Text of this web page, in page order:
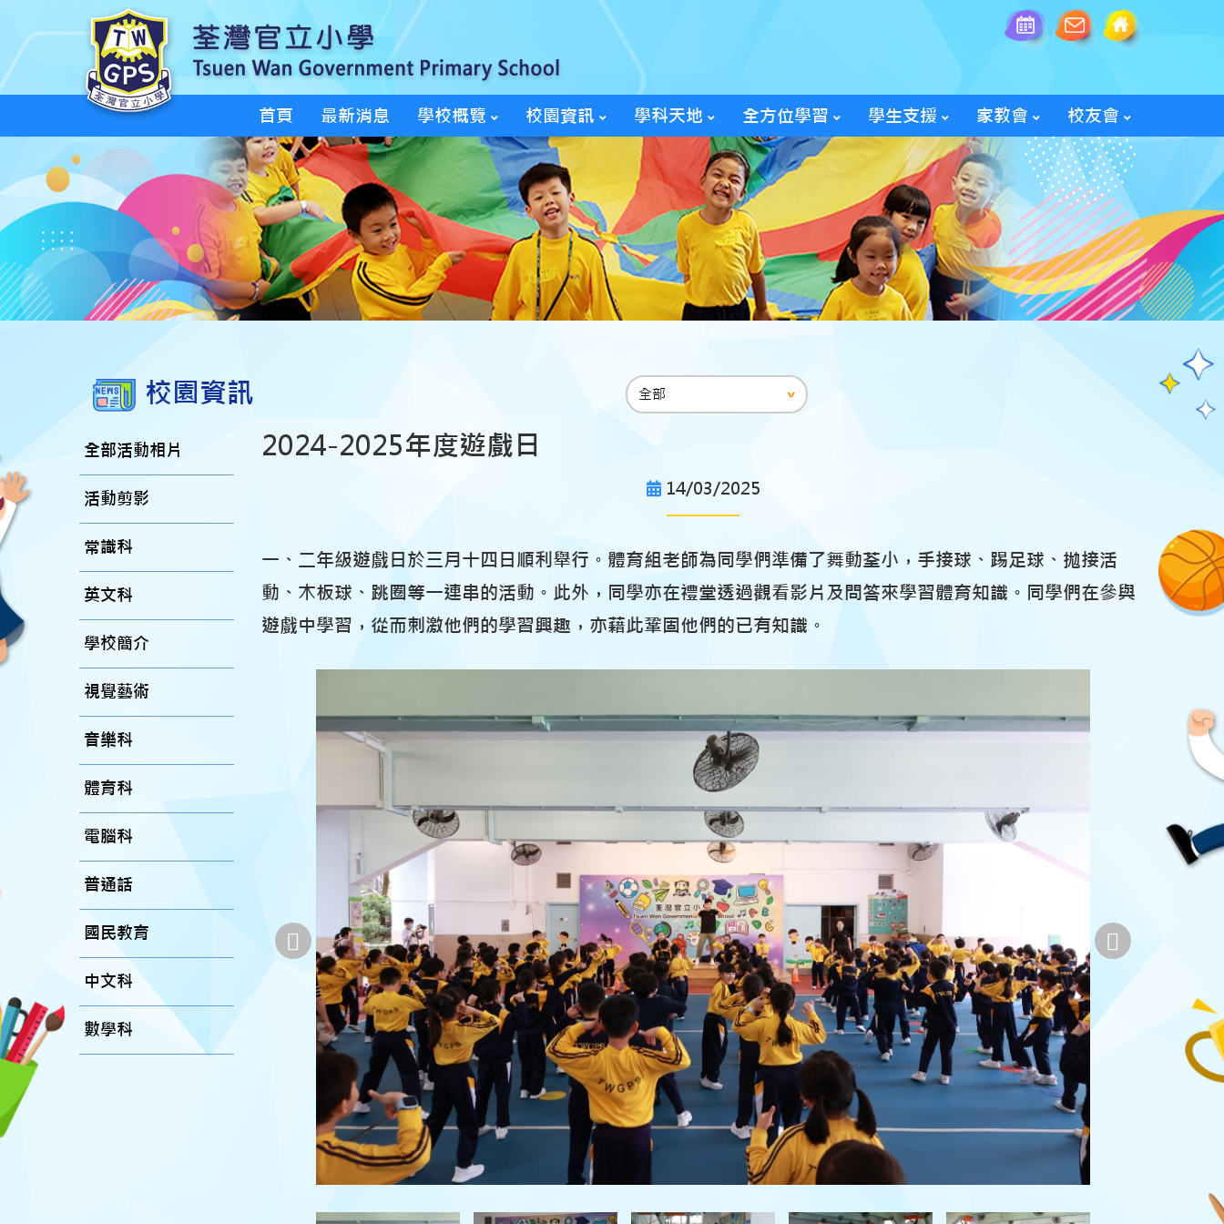
首頁 最新消息 學校概覽 校園資訊 學科天地 全方位學習 學生支援 家教會 校友會
校園資訊
全部活動相片
活動剪影
常識科
英文科
學校簡介
視覺藝術
音樂科
體育科
電腦科
普通話
國民教育
中文科
數學科
2024-2025年度遊戲日
14/03/2025
一、二年級遊戲日於三月十四日順利舉行。體育組老師為同學們準備了舞動荃小，手接球、踢足球、拋接活
動、木板球、跳圈等一連串的活動。此外，同學亦在禮堂透過觀看影片及問答來學習體育知識。同學們在參與
遊戲中學習，從而刺激他們的學習興趣，亦藉此鞏固他們的已有知識。